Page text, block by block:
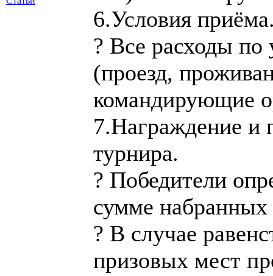
6.Условия
? Все расходы по
(проезд,
командирующие
7.Награждение и
турнира.
? Победители
сумме набранных
? В случае
призовых мест